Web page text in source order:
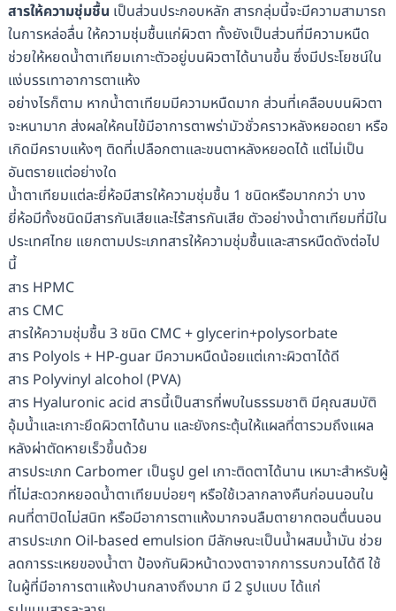
สารให้ความชุ่มชื้น เป็นส่วนประกอบหลัก สารกลุ่มนี้จะมีความสามารถ
ในการหล่อลื่น ให้ความชุ่มชื้นแก่ผิวตา ทั้งยังเป็นส่วนที่มีความหนืด
ช่วยให้หยดน้ำตาเทียมเกาะตัวอยู่บนผิวตาได้นานขึ้น ซึ่งมีประโยชน์ใน
แง่บรรเทาอาการตาแห้ง
อย่างไรก็ตาม หากน้ำตาเทียมมีความหนืดมาก ส่วนที่เคลือบบนผิวตา
จะหนามาก ส่งผลให้คนไข้มีอาการตาพร่ามัวชั่วคราวหลังหยอดยา หรือ
เกิดมีคราบแห้งๆ ติดที่เปลือกตาและขนตาหลังหยอดได้ แต่ไม่เป็น
อันตรายแต่อย่างใด
น้ำตาเทียมแต่ละยี่ห้อมีสารให้ความชุ่มชื้น 1 ชนิดหรือมากกว่า บาง
ยี่ห้อมีทั้งชนิดมีสารกันเสียและไร้สารกันเสีย ตัวอย่างน้ำตาเทียมที่มีใน
ประเทศไทย แยกตามประเภทสารให้ความชุ่มชื้นและสารหนืดดังต่อไป
นี้
สาร HPMC
สาร CMC
สารให้ความชุ่มชื้น 3 ชนิด CMC + glycerin+polysorbate
สาร Polyols + HP-guar มีความหนืดน้อยแต่เกาะผิวตาได้ดี
สาร Polyvinyl alcohol (PVA)
สาร Hyaluronic acid สารนี้เป็นสารที่พบในธรรมชาติ มีคุณสมบัติ
อุ้มน้ำและเกาะยึดผิวตาได้นาน และยังกระตุ้นให้แผลที่ตารวมถึงแผล
หลังผ่าตัดหายเร็วขึ้นด้วย
สารประเภท Carbomer เป็นรูป gel เกาะติดตาได้นาน เหมาะสำหรับผู้
ที่ไม่สะดวกหยอดน้ำตาเทียมบ่อยๆ หรือใช้เวลากลางคืนก่อนนอนใน
คนที่ตาปิดไม่สนิท หรือมีอาการตาแห้งมากจนลืมตายากตอนตื่นนอน
สารประเภท Oil-based emulsion มีลักษณะเป็นน้ำผสมน้ำมัน ช่วย
ลดการระเหยของน้ำตา ป้องกันผิวหน้าดวงตาจากการรบกวนได้ดี ใช้
ในผู้ที่มีอาการตาแห้งปานกลางถึงมาก มี 2 รูปแบบ ได้แก่